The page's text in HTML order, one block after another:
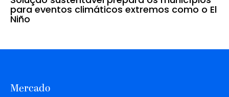
para eventos climáticos extremos como o El
Niño
Mercado